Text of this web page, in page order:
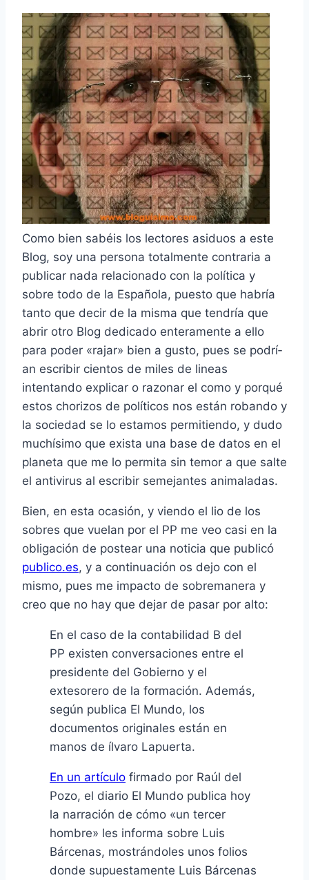
Como bien sabéis los lectores asiduos a este
Blog, soy una persona totalmente contraria a
publicar nada relacionado con la polí­tica y
sobre todo de la Española, puesto que habrí­a
tanto que decir de la misma que tendrí­a que
abrir otro Blog dedicado enteramente a ello
para poder «rajar» bien a gusto, pues se podrí­
an escribir cientos de miles de lineas
intentando explicar o razonar el como y porqué
estos chorizos de polí­ticos nos están robando y
la sociedad se lo estamos permitiendo, y dudo
muchí­simo que exista una base de datos en el
planeta que me lo permita sin temor a que salte
el antivirus al escribir semejantes animaladas.
Bien, en esta ocasión, y viendo el lio de los
sobres que vuelan por el PP me veo casi en la
obligación de postear una noticia que publicó
publico.es, y a continuación os dejo con el
mismo, pues me impacto de sobremanera y
creo que no hay que dejar de pasar por alto:
En el caso de la contabilidad B del
PP existen conversaciones entre el
presidente del Gobierno y el
extesorero de la formación. Además,
según publica El Mundo, los
documentos originales están en
manos de ílvaro Lapuerta.
En un artí­culo firmado por Raúl del
Pozo, el diario El Mundo publica hoy
la narración de cómo «un tercer
hombre» les informa sobre Luis
Bárcenas, mostrándoles unos folios
donde supuestamente Luis Bárcenas